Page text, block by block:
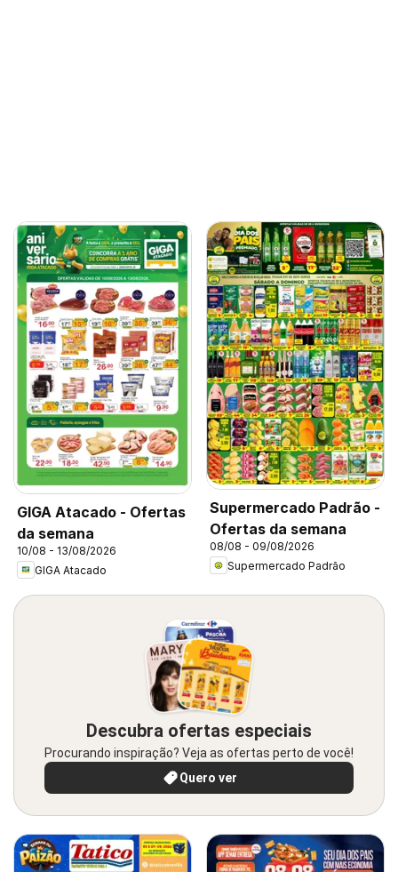
GIGA Atacado - Ofertas
da semana
10/08 - 13/08/2026
GIGA Atacado
Supermercado Padrão -
Ofertas da semana
08/08 - 09/08/2026
Supermercado Padrão
Descubra ofertas especiais
Procurando inspiração? Veja as ofertas perto de você!
Quero ver